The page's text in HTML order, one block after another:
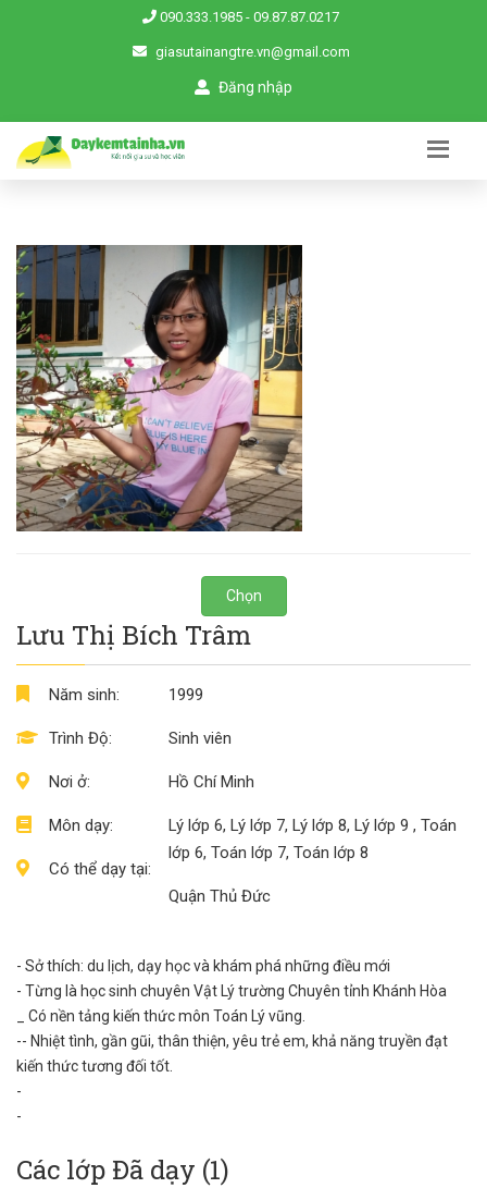
090.333.1985 - 09.87.87.0217
giasutainangtre.vn@gmail.com
Đăng nhập
Chọn
Lưu Thị Bích Trâm
Năm sinh:
Trình Độ:
Nơi ở:
Môn dạy:
Có thể dạy tại:
1999
Sinh viên
Hồ Chí Minh
Lý lớp 6, Lý lớp 7, Lý lớp 8, Lý lớp 9 , Toán
lớp 6, Toán lớp 7, Toán lớp 8
Quận Thủ Đức
- Sở thích: du lịch, dạy học và khám phá những điều mới
- Từng là học sinh chuyên Vật Lý trường Chuyên tỉnh Khánh Hòa
_ Có nền tảng kiến thức môn Toán Lý vũng.
-- Nhiệt tình, gần gũi, thân thiện, yêu trẻ em, khả năng truyền đạt
kiến thức tương đối tốt.
-
-
Các lớp Đã dạy (1)